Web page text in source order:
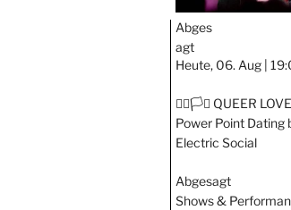
Abges
agt
Heute, 06. Aug |
🏳️‍🌈🏳️‍⚧️ QUEER
Power Point Dating
Electric Social
Abgesagt
Shows &